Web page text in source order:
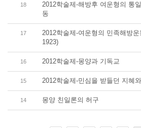
18
2012학술제-해방후 여운형의 통
동
17
2012학술제-여운형의 민족해방운
1923)
16 2012학술제-몽양과 기독교
15 2012학술제-민심을 받들던 지혜
14 몽양 친일론의 허구